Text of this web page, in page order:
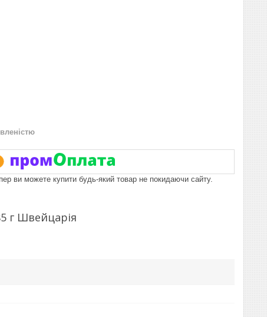
ви можете купити будь-який товар не покидаючи сайту.
г Швейцарія